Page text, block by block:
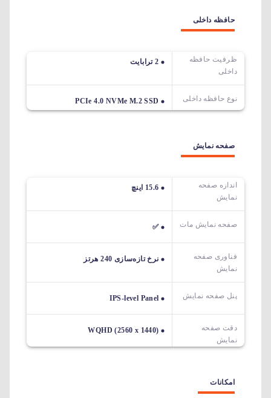
حافظه داخلی
ظرفیت حافظه
داخلی
2 ترابایت
نوع حافظه داخلی PCIe 4.0 NVMe M.2 SSD
صفحه نمایش
اندازه صفحه
نمایش
15.6 اینچ
صفحه نمایش مات ✅
فناوری صفحه
نمایش
نرخ تازه‌سازی 240 هرتز
پنل صفحه نمایش IPS-level Panel
دقت صفحه
نمایش
WQHD (2560 x 1440)
امکانات